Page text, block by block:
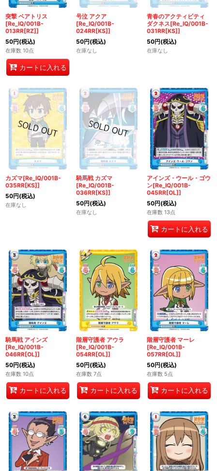
突撃 ベアトリス
[Re_IQ/001B-
013RR[RZ]]
50円(税込)
在庫数 10点
カートに入れる
号泣 アクア
[Re_IQ/001B-
024RR[KS]]
50円(税込)
在庫なし
青春のアクティビティ
ダクネス[Re_IQ/001B-
031RR[KS]]
50円(税込)
在庫なし
カズマ[Re_IQ/001B-
035RR[KS]]
50円(税込)
在庫なし
騎馬戦 カズマ
[Re_IQ/001B-
036RR[KS]]
50円(税込)
在庫なし
アインズ・ウール・ゴウ
ン[Re_IQ/001B-
045RR[OL]]
50円(税込)
在庫数 13点
カートに入れる
騎馬戦 アインズ
[Re_IQ/001B-
046RR[OL]]
50円(税込)
在庫数 10点
カートに入れる
階層守護者 アウラ
[Re_IQ/001B-
054RR[OL]]
50円(税込)
在庫数 7点
カートに入れる
階層守護者 マーレ
[Re_IQ/001B-
057RR[OL]]
50円(税込)
在庫数 5点
カートに入れる